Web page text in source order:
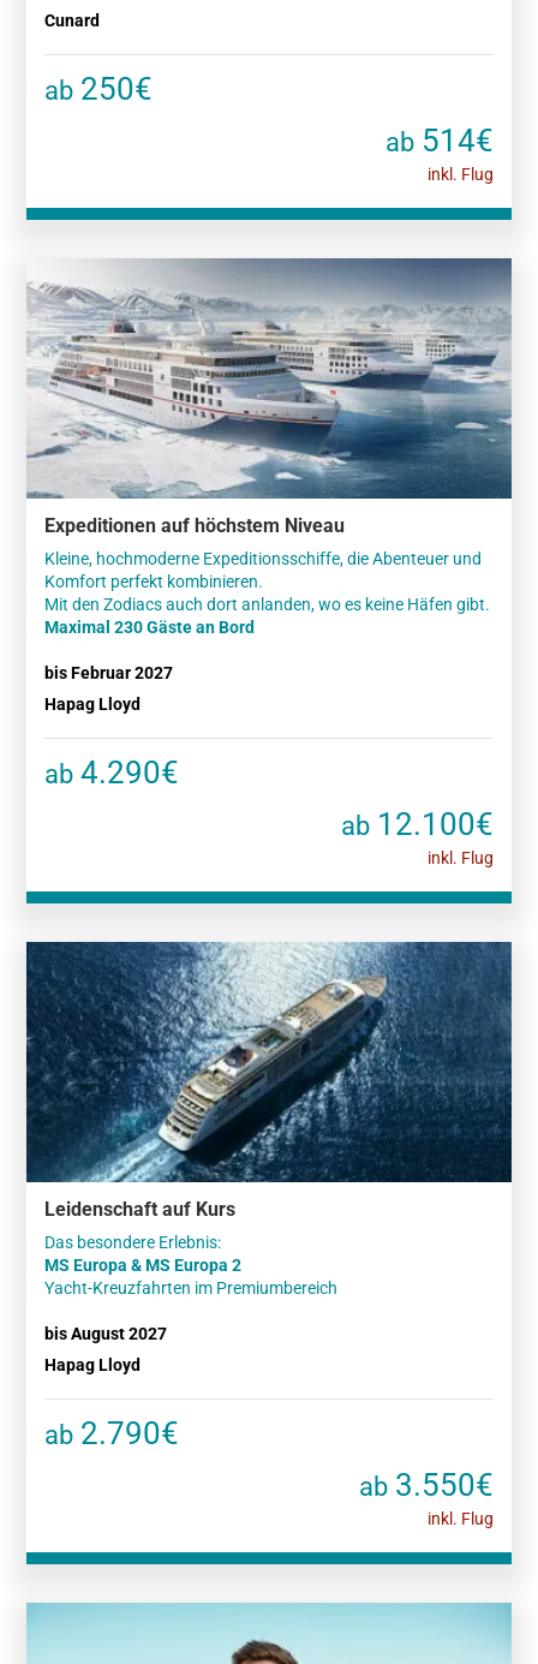
Cunard
ab 250€
ab514€
inkl. Flug
Expeditionen auf höchstem Niveau
Kleine, hochmoderne Expeditionsschiffe, die Abenteuer und
Komfort perfekt kombinieren.
Maximal 230 Gäste an Bord
bis Februar 2027
Hapag Lloyd
ab 4.290€
ab12.100€
inkl. Flug
Leidenschaft auf Kurs
MS Europa & MS Europa 2
Yacht-Kreuzfahrten im Premiumbereich
bis August 2027
Hapag Lloyd
ab 2.790€
ab3.550€
inkl. Flug